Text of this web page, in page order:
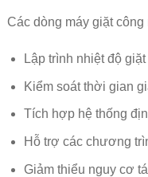
Các dòng máy giặt
Lập trình nhiệt độ
Kiểm soát thời gian
Tích hợp hệ thống
Hỗ trợ các chương
Giảm thiểu nguy cơ